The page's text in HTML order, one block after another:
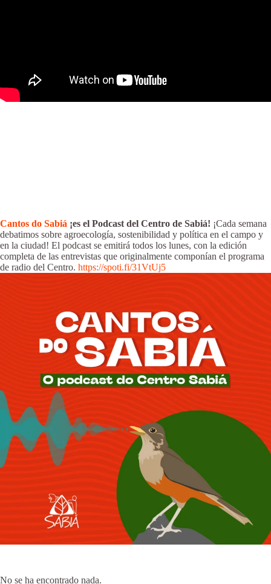
Cantos do Sabiá ¡es el Podcast del Centro de Sabiá! ¡Cada semana
debatimos sobre agroecología, sostenibilidad y política en el campo y
en la ciudad! El podcast se emitirá todos los lunes, con la edición
completa de las entrevistas que originalmente componían el programa
de radio del Centro. https://spoti.fi/31VtUj5
No se ha encontrado nada.